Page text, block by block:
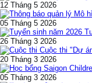
12 Tháng 5 2026
05 Tháng 5 2026
26 Tháng 3 2026
Cuộc thi "Dự
20 Tháng 3 2026
05 Tháng 3 2026